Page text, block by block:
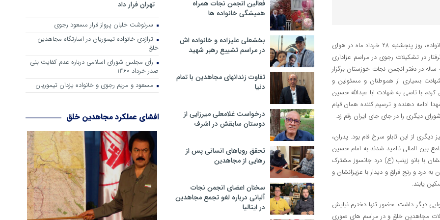
21 سال بعد از جدایی از تشکیلات مجاهدین خلق و بازگشت به کانون گرم خانواده، روز پنجشنبه 28 خرداد ماه در هوای
در تشکیلات رجوی در مراسم عزاداری
در دفتر انجمن نجات خوزستان برگزار
بسیاری از هموطنان و مسئولین و
با تاسی به شهادت ابا عبدالله حسین
ادامه دهنده و ترسیم کننده همان قیام
از این تابلو سرخ فام بود. پدران،
بین المللی ناامید شدند به امام حسین
با بانو زینب (ع) درد جانسوز مشترک
به درد و رنج فراق و دیدار با عزیزانشان و
یابند.
دیگر داشت. حضور تنها دخترم نیایش
مجاهدین خلق و در مراسم های صوری
فعالین انجمن نجات همراه
همیشگی خانواده ها
بخشعلی علیزاده و خانواده اش
در مراسم تشییع رهبر شهید
تفاوت زندانهای مجاهدین با تمام
دنیا
درخواست غلامعلی میرزایی از
دوستان سابقش در اشرف
تحقق رویاهای انسانی پس از
رهایی از مجاهدین
سخنان اعضای انجمن نجات
آلبانی درباره لغو تجمع مجاهدین
در ایتالیا
تهران فرار داد
سرنوشت خلبان پرواز فرار مسعود رجوی
تراژدی خانواده تیموریان در اسارتگاه مجاهدین
خلق
رأی مجلس شورای اسلامی درباره عدم كفایت بنی
صدر خرداد 1360
مسعود و مریم رجوی و خانواده یزدان تیموریان
افشای عملکرد مجاهدین خلق